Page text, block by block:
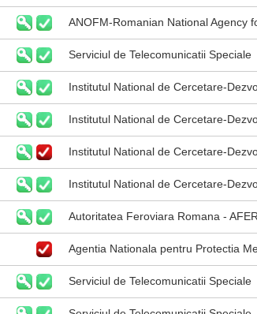
ANOFM-Romanian National Agency
Serviciul de Telecomunicatii Speciale
Institutul National de Cercetare-
Institutul National de Cercetare-
Institutul National de Cercetare-
Institutul National de Cercetare-
Autoritatea Feroviara Romana - AFER
Agentia Nationala pentru Protectia
Serviciul de Telecomunicatii Speciale